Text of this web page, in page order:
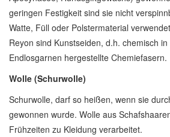
geringen Festigkeit sind sie nicht
Watte, Füll oder Polstermaterial
Reyon sind Kunstseiden, d.h. chemisch
Endlosgarnen hergestellte Chemiefasern.
Wolle (Schurwolle)
Schurwolle, darf so heißen, wenn sie
gewonnen wurde. Wolle aus
Frühzeiten zu Kleidung verarbeitet.